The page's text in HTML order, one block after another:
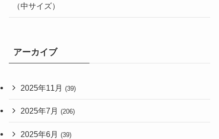
（中サイズ）
アーカイブ
2025年11月 (39)
2025年7月 (206)
2025年6月 (39)